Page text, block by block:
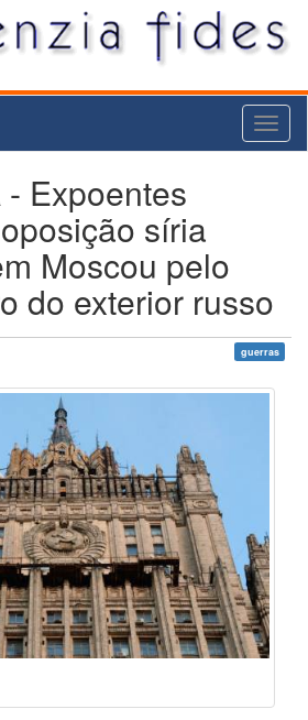
Expoentes
síria
Moscou pelo
do exterior russo
guerras